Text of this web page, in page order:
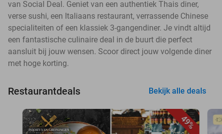
van Social Deal. Geniet van een authentiek Thais diner,
verse sushi, een Italiaans restaurant, verrassende Chinese
specialiteiten of een klassiek 3-gangendiner. Je vindt altijd
een fantastische culinaire deal in de buurt die perfect
aansluit bij jouw wensen. Scoor direct jouw volgende diner
met hoge korting.
Restaurantdeals Bekijk alle deals
49%